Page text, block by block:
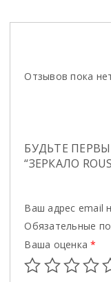
Отзывов пока
БУДЬТЕ
“ЗЕРКАЛО
Ваш адрес email
Обязательные
Ваша оценка*